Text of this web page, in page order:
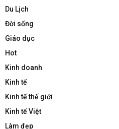
Du Lịch
Đời sống
Giáo dục
Hot
Kinh doanh
Kinh tế
Kinh tế thế giới
Kinh tế Việt
Làm đẹp